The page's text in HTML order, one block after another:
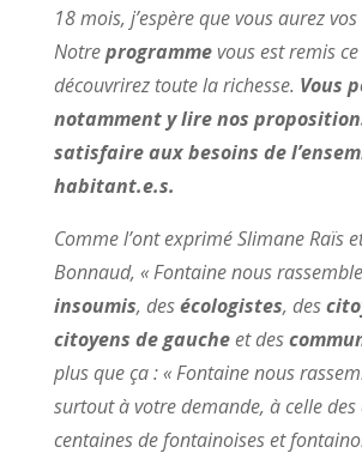
18 mois, j’espère que vous aurez
Notreprogrammevous est remis
découvrirez toute la richesse. Vous
notamment y lire nos
satisfaire aux besoins de
habitant.e.s.
Comme l’ont exprimé Slimane Raïs
Bonnaud, « Fontaine nous
insoumis, desécologistes, des
citoyens de gaucheet des
plus que ça : « Fontaine nous
surtout à votre demande, à celle des
centaines de fontainoises et